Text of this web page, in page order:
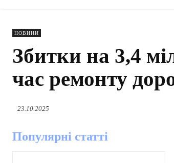
НОВИНИ
Збитки на 3,4
час ремонту
23.10.2025
Популярні статті